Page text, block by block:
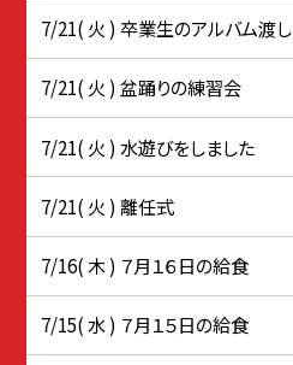
7/21( 火 ) 卒業生のアルバム渡し
7/21( 火 ) 盆踊りの練習会
7/21( 火 ) 水遊びをしました
7/21( 火 ) 離任式
7/16( 木 ) ７月１６日の給食
7/15( 水 ) ７月１５日の給食